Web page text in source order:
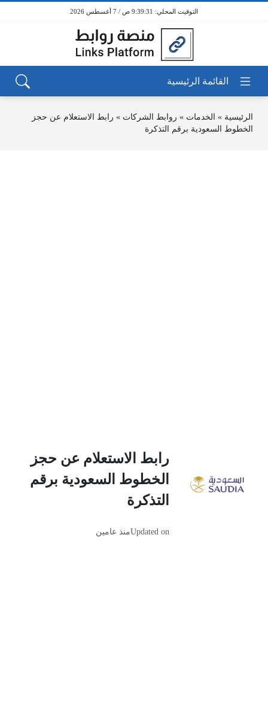
9:39:31 ص / 7 أغسطس 2026
الرئيسية » الخدمات » روابط الشركات » رابط الاستعلام عن حجز
الخطوط السعودية برقم التذكرة
رابط الاستعلام عن حجز
الخطوط السعودية برقم
التذكرة
Updated onمنذ عامين